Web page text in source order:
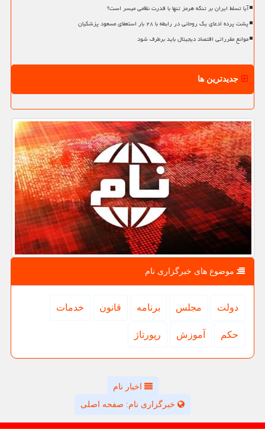
آیا تسلط ایران بر تنگه هرمز تنها با قدرت نظامی میسر است؟
پشت پرده ادعای یک روحانی در رابطه با ۲۸ بار استعفای مسعود پزشکیان
موانع مقرراتی اقتصاد دیجیتال باید برطرف شود
جدیدترین ها
موضوع های خبرگزاری نام
دولت مجلس برنامه قانون خدمات
حكم آموزش رپورتاژ
اخبار نام
خبرگزاری نام: صفحه اصلی